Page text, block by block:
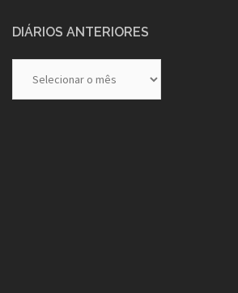
DIÁRIOS ANTERIORES
Anteriores